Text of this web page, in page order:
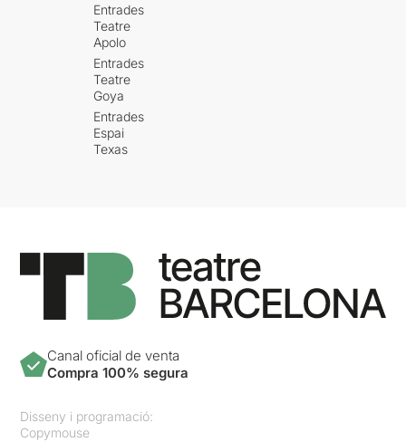
Entrades
Teatre
Apolo
Entrades
Teatre
Goya
Entrades
Espai
Texas
Canal oficial de venta
Compra 100% segura
Disseny i programació:
Copymouse